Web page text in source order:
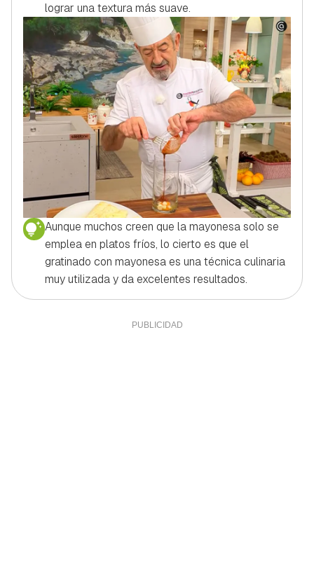
lograr una textura más suave.
Aunque muchos creen que la mayonesa solo se
emplea en platos fríos, lo cierto es que el
gratinado con mayonesa es una técnica culinaria
muy utilizada y da excelentes resultados.